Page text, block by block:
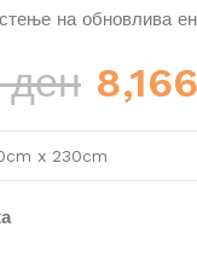
на обновлива
ден
price
was:
8,166